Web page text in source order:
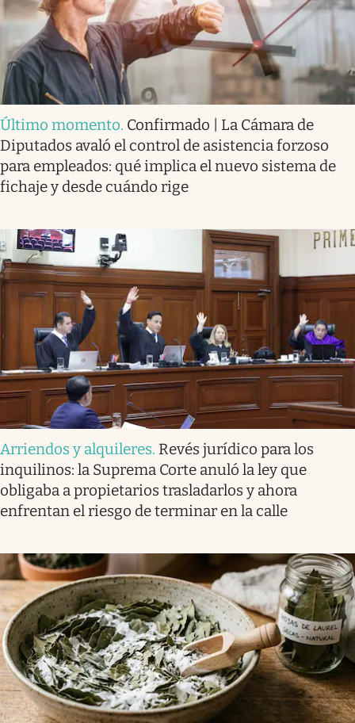
Último momento. Confirmado | La Cámara de
Diputados avaló el control de asistencia forzoso
para empleados: qué implica el nuevo sistema de
fichaje y desde cuándo rige
Arriendos y alquileres. Revés jurídico para los
inquilinos: la Suprema Corte anuló la ley que
obligaba a propietarios trasladarlos y ahora
enfrentan el riesgo de terminar en la calle